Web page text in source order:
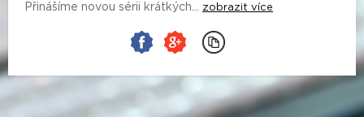
Přinášíme novou sérii krátkých... zobrazit více